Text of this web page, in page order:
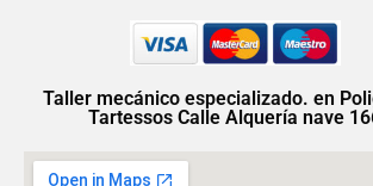
Taller mecánico especializado. en
Tartessos Calle Alquería nave